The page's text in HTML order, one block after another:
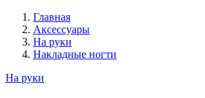
Главная
Аксессуары
На руки
Накладные ногти
На руки